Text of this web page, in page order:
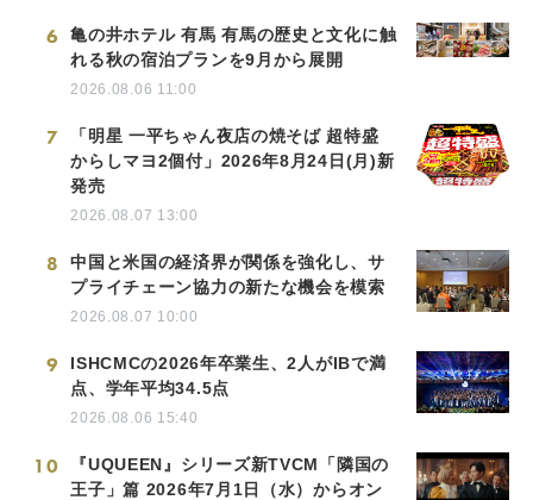
6
亀の井ホテル 有馬 有馬の歴史と文化に触
れる秋の宿泊プランを9月から展開
2026.08.06 11:00
7
「明星 一平ちゃん夜店の焼そば 超特盛
からしマヨ2個付」2026年8月24日(月)新
発売
2026.08.07 13:00
8
中国と米国の経済界が関係を強化し、サ
プライチェーン協力の新たな機会を模索
2026.08.07 10:00
9
ISHCMCの2026年卒業生、2人がIBで満
点、学年平均34.5点
2026.08.06 15:40
10
『UQUEEN』シリーズ新TVCM「隣国の
王子」篇 2026年7月1日（水）からオン